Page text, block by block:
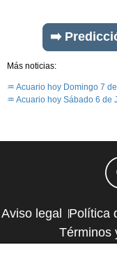
➡️
Más noticias:
♒ Acuario hoy Domingo 7
♒ Acuario hoy Sábado 6 de
Aviso legal Política
Términos